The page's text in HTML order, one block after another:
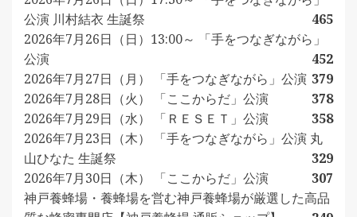
公演 川村結衣 生誕祭
465
2026年7月26日（日）13:00～ 「手をつなぎながら」
公演
452
2026年7月27日（月） 「手をつなぎながら」公演 379
2026年7月28日（火） 「ここからだ」公演
378
2026年7月29日（水） 「ＲＥＳＥＴ」公演
358
2026年7月23日（木） 「手をつなぎながら」公演 丸
山ひなた 生誕祭
329
2026年7月30日（木） 「ここからだ」公演
307
神戸養蜂場・養蜂場を営む神戸養蜂場が厳選した高品